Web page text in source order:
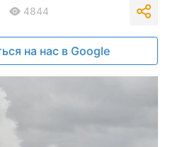
4844
на нас в Google